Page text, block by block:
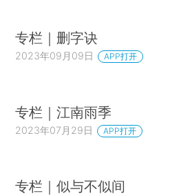
专栏｜删字诀
2023年09月09日 APP打开
专栏｜江南雨季
2023年07月29日 APP打开
专栏｜似与不似间